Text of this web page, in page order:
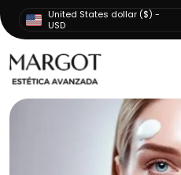
United States dollar ($) -
USD